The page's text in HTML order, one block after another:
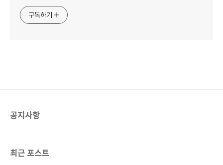
구독하기
공지사항
최근 포스트